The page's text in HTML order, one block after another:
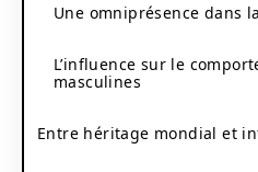
Une omniprésence dans
L’influence sur le
masculines
Entre héritage mondial et